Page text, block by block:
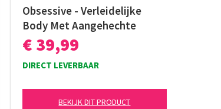
Obsessive - Verleidelijke
Body Met Aangehechte
Kousen - Zwart
€ 39,99
DIRECT LEVERBAAR
BEKIJK DIT PRODUCT